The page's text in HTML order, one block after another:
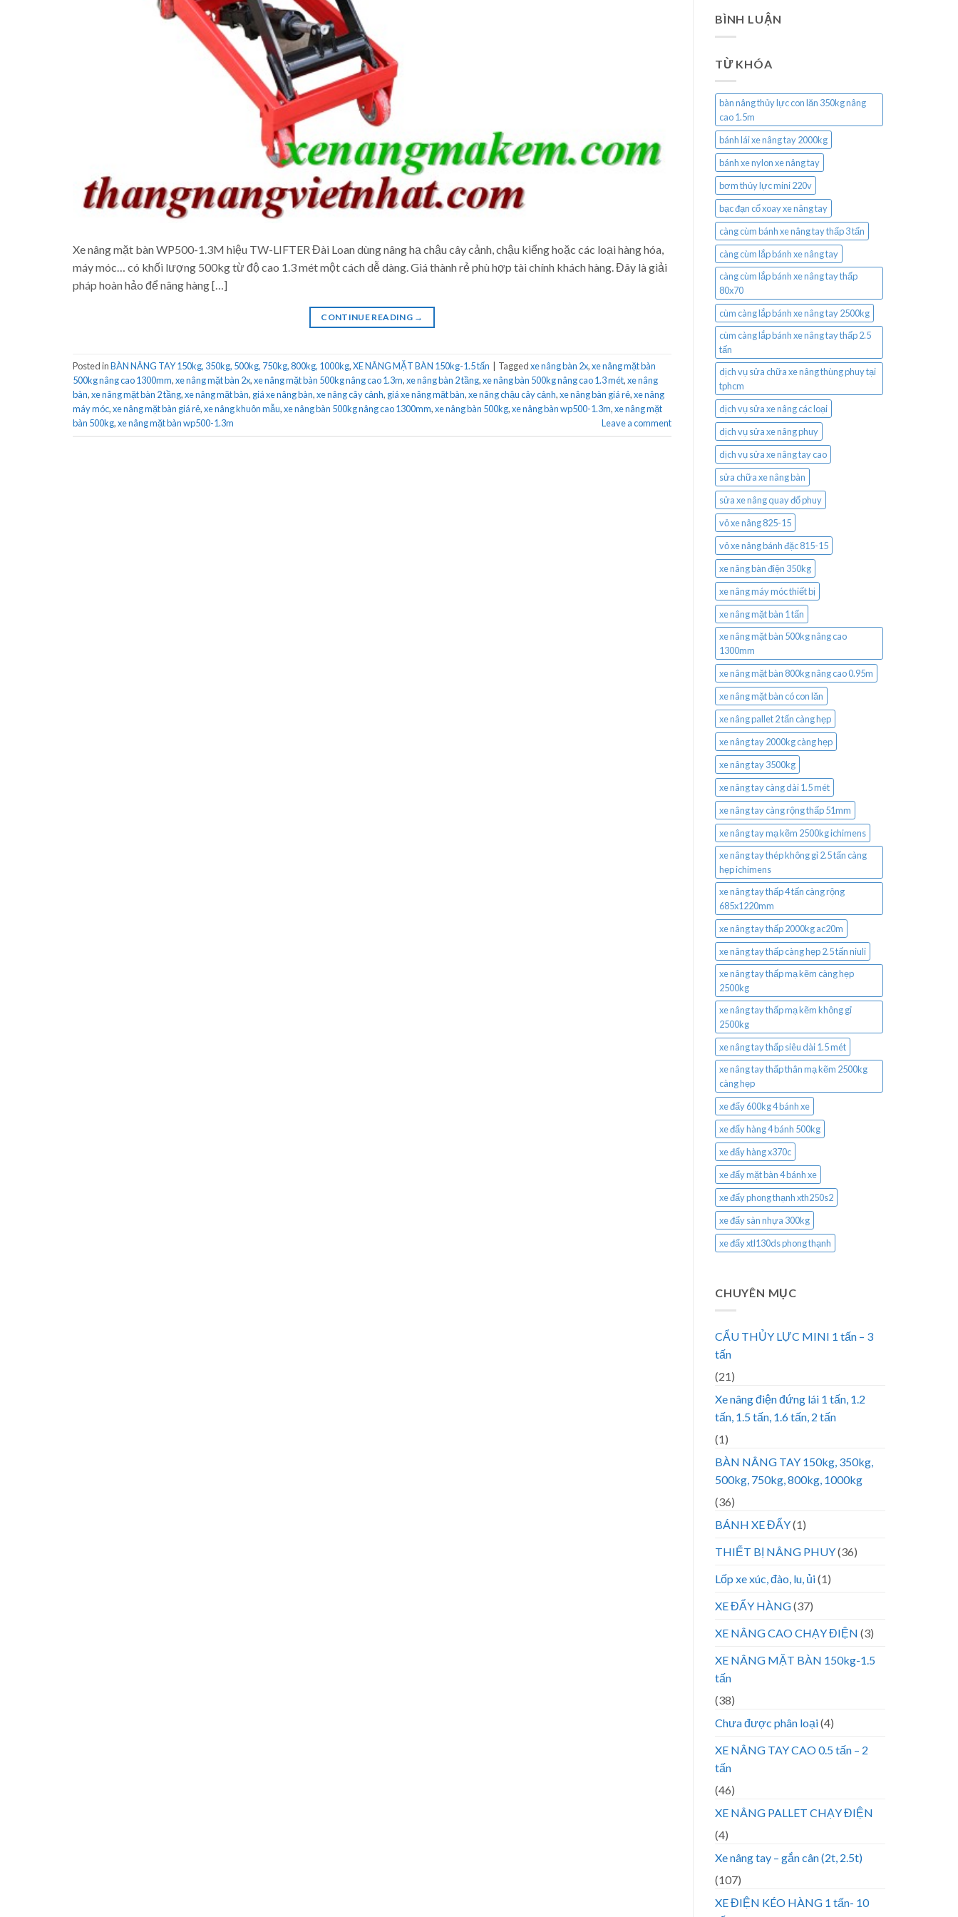
Xe nâng mặt bàn WP500-1.3M hiệu TW-LIFTER Đài Loan dùng nâng hạ chậu cây cảnh, chậu kiểng hoặc các loại hàng hóa,
máy móc… có khối lượng 500kg từ độ cao 1.3 mét một cách dễ dàng. Giá thành rẻ phù hợp tài chính khách hàng. Đây là giải
pháp hoàn hảo để nâng hàng […]
CONTINUE READING →
Posted inBÀN NÂNG TAY 150kg, 350kg, 500kg, 750kg, 800kg, 1000kg,XE NÂNG MẶT BÀN 150kg-1.5 tấn Taggedxe nâng bàn 2x,xe nâng mặt bàn
500kg nâng cao 1300mm,xe nâng mặt bàn 2x,xe nâng mặt bàn 500kg nâng cao 1.3m,xe nâng bàn 2 tầng,xe nâng bàn 500kg nâng cao 1.3 mét,xe nâng
bàn,xe nâng mặt bàn 2 tầng,xe nâng mặt bàn, giá xe nâng bàn,xe nâng cây cảnh, giá xe nâng mặt bàn,xe nâng chậu cây cảnh,xe nâng bàn giá rẻ,xe nâng
máy móc,xe nâng mặt bàn giá rẻ,xe nâng khuôn mẫu,xe nâng bàn 500kg nâng cao 1300mm,xe nâng bàn 500kg,xe nâng bàn wp500-1.3m,xe nâng mặt
bàn 500kg,xe nâng mặt bàn wp500-1.3m Leave a comment
BÌNH LUẬN
TỪ KHÓA
bàn nâng thủy lực con lăn 350kg nâng
cao 1.5m
bánh lái xe nâng tay 2000kg
bánh xe nylon xe nâng tay
bơm thủy lực mini 220v
bạc đạn cổ xoay xe nâng tay
càng cùm bánh xe nâng tay thấp 3 tấn
càng cùm lắp bánh xe nâng tay
càng cùm lắp bánh xe nâng tay thấp
80x70
cùm càng lắp bánh xe nâng tay 2500kg
cùm càng lắp bánh xe nâng tay thấp 2.5
tấn
dịch vụ sửa chữa xe nâng thùng phuy tại
tphcm
dịch vụ sửa xe nâng các loại
dịch vụ sửa xe nâng phuy
dịch vụ sửa xe nâng tay cao
sửa chữa xe nâng bàn
sửa xe nâng quay đổ phuy
vỏ xe nâng 825-15
vỏ xe nâng bánh đặc 815-15
xe nâng bàn điện 350kg
xe nâng máy móc thiết bị
xe nâng mặt bàn 1 tấn
xe nâng mặt bàn 500kg nâng cao
1300mm
xe nâng mặt bàn 800kg nâng cao 0.95m
xe nâng mặt bàn có con lăn
xe nâng pallet 2 tấn càng hẹp
xe nâng tay 2000kg càng hẹp
xe nâng tay 3500kg
xe nâng tay càng dài 1.5 mét
xe nâng tay càng rộng thấp 51mm
xe nâng tay mạ kẽm 2500kg ichimens
xe nâng tay thép không gỉ 2.5 tấn càng
hẹp ichimens
xe nâng tay thấp 4 tấn càng rộng
685x1220mm
xe nâng tay thấp 2000kg ac20m
xe nâng tay thấp càng hẹp 2.5 tấn niuli
xe nâng tay thấp mạ kẽm càng hẹp
2500kg
xe nâng tay thấp mạ kẽm không gỉ
2500kg
xe nâng tay thấp siêu dài 1.5 mét
xe nâng tay thấp thân mạ kẽm 2500kg
càng hẹp
xe đẩy 600kg 4 bánh xe
xe đẩy hàng 4 bánh 500kg
xe đẩy hàng x370c
xe đẩy mặt bàn 4 bánh xe
xe đẩy phong thạnh xth250s2
xe đẩy sàn nhựa 300kg
xe đẩy xtl130ds phong thạnh
CHUYÊN MỤC
CẨU THỦY LỰC MINI 1 tấn – 3
tấn
(21)
Xe nâng điện đứng lái 1 tấn, 1.2
tấn, 1.5 tấn, 1.6 tấn, 2 tấn
(1)
BÀN NÂNG TAY 150kg, 350kg,
500kg, 750kg, 800kg, 1000kg
(36)
BÁNH XE ĐẨY(1)
THIẾT BỊ NÂNG PHUY(36)
Lốp xe xúc, đào, lu, ủi(1)
XE ĐẨY HÀNG(37)
XE NÂNG CAO CHẠY ĐIỆN (3)
XE NÂNG MẶT BÀN 150kg-1.5
tấn
(38)
Chưa được phân loại(4)
XE NÂNG TAY CAO 0.5 tấn – 2
tấn
(46)
XE NÂNG PALLET CHẠY ĐIỆN
(4)
Xe nâng tay – gắn cân (2t, 2.5t)
(107)
XE ĐIỆN KÉO HÀNG 1 tấn- 10